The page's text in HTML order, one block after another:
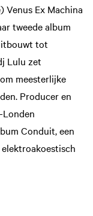
Venus Ex Machina
tweede album
tot
Lulu zet
meesterlijke
Producer en
Conduit, een